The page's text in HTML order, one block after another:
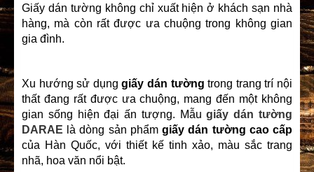
Giấy dán tường không chỉ xuất hiện ở khách sạn nhà
hàng, mà còn rất được ưa chuộng trong không gian
gia đình.
Xu hướng sử dụnggiấy dán tường trong trang trí nội
thất đang rất được ưa chuộng, mang đến một không
gian sống hiện đại ấn tượng. Mẫugiấy dán tường
DARAE là dòng sản phẩmgiấy dán tường cao cấp
của Hàn Quốc, với thiết kế tinh xảo, màu sắc trang
nhã, hoa văn nổi bật.